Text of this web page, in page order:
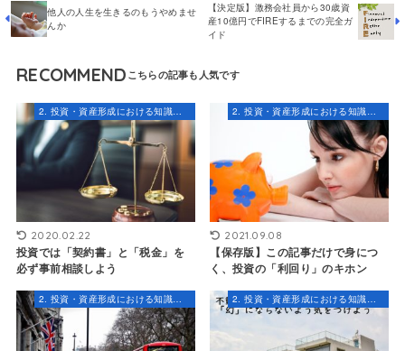
他人の人生を生きるのもうやめませ
んか
【決定版】激務会社員から30歳資
産10億円でFIREするまでの完全ガ
イド
RECOMMEND
2020.02.22
投資では「契約書」と「税金」を
必ず事前相談しよう
2021.09.08
【保存版】この記事だけで身につ
く、投資の「利回り」のキホン
2. 投資・資産形成における知識とスキル 2. 投資・資産形成における知識とスキル